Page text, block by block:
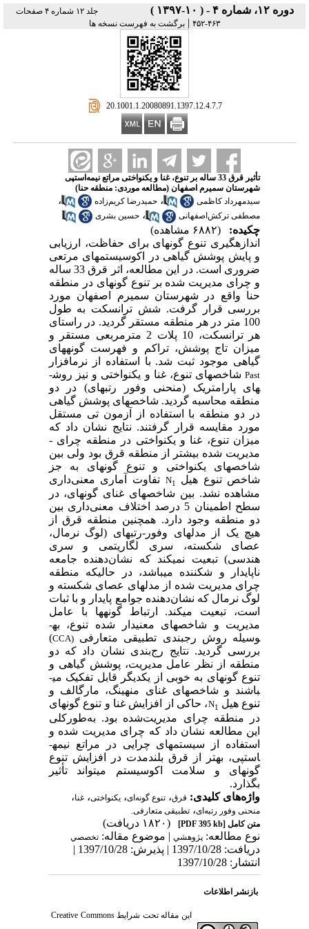
دوره ۱۲، شماره ۴ - ( ۱۰-۱۳۹۷ )
جلد ۱۲ شماره ۴ صفحات
۴۶۳-۴۵۲
| برگشت به فهرست نسخه ها
‎ 20.1001.1.20080891.1397.12.4.7.7
تأثیر قرق 33 ساله بر تنوع، غنا و یکنواختی مراتع نیمه‌استپی
شهرستان سمیرم اصفهان (مطالعه موردی: منطقه حنا)
سید‌مهرداد کاظمی
، حمیدرضا کریم‌زاده ،
مصطفی ترکش‌اصفهانی ، حسین بشری
چکیده:
(۶۸۸۲ مشاهده)
اندازه­گیری تنوع گونه­ای برای حفاظت، ارزیابی
و پایش پوشش گیاهی در اکوسیستم­های مرتعی
ضروری است. در این مطالعه، اثر قرق 33 ساله
و چرای مدیریت شده بر تنوع گونه­ای در منطقه
حنا واقع در شهرستان سمیرم اصفهان مورد
بررسی قرار گرفت. شش ترانسکت به طول
100 متر در هر منطقه مستقر گردید. در راستای
هر ترانسکت، 10 پلات 2 مترمربعی مستقر و
میزان تاج پوشش، تراکم و فهرست گونه­های
گیاهی موجود ثبت شد. با استفاده از نرم­افزار
Pastشاخص­های تنوع، غنا و یکنواختی و نیز روش­
های پارامتریک (منحنی وفور رتبه­ای) در دو
منطقه محاسبه گردید. شاخص­های پوشش گیاهی
در دو منطقه با استفاده از آزمون تی مستقل
مورد مقایسه قرار گرفتند. نتایج نشان داد که
میزان تنوع، غنا و یکنواختی در منطقه چرای ­
مدیریت شده بیشتر از منطقه قرق بود ولی بین
شاخص­های یکنواختی و تنوع گونه­ای به جز
شاخص تنوع هیل
N1
تفاوت آماری معنی‌داری
مشاهده نشد. بین شاخص­های غنای گونه­ای، در
سطح اطمینان 5 درصد اختلاف معنی‌داری بین
دو منطقه وجود دارد. همچنین منطقه قرق از
هیچ یک از مدل­های وفور­-­رتبه­ای (لوگ نرمال،
عصای شکسته، سری لگاریتمی و سری
هندسی) تبعیت نمی­کند که نشان‌دهنده­ جامعه
ناپایدار و شکننده می­باشد، در حالی­که منطقه
چرای مدیریت شده از مدل­های عصای شکسته و
لوگ نرمال که نشان‌دهنده جوامع پایدار و با ثبات
است، تبعیت می­کند. ارتباط گونه­ها با عامل
مدیریت و شاخص­های معنی­دار شده تنوع، به­
وسیله روش رج­بندی تطبیقی متعارفیCCA)
)
بررسی گردید. نتایج رج‌بندی نشان داد که دو
منطقه از نظر عامل مدیریت، پوشش گیاهی و
تنوع گونه­ای به خوبی از یکدیگر قابل تفکیک می­
باشند و شاخص­های غنای منهینگ، مارگالف و
تنوع هیل
N1
، حاکی از افزایش غنا و تنوع گونه­ای
در منطقه چرای مدیریت‌شده بود. به‌طورکلی
این مطالعه نشان داد که چرای مدیریت شده و
استفاده از سیستم­های چرایی در مراتع نیمه­
استپی، بهتر از قرق بلندمدت در افزایش تنوع
گونه­ای و سلامت اکوسیستم می­تواند تأثیر
بگذارد.
واژه‌های کلیدی: قرق، تنوع گونه‌ای، یکنواختی، غنا،
منحنی وفور رتبه‌ای، تطبیقی متعارفی.
متن کامل[PDF 395 kb]
(۱۸۲۰ دریافت)
نوع مطالعه: پژوهشي| موضوع مقاله: تخصصي
دریافت: 1397/10/28 | پذیرش: 1397/10/28 |
انتشار: 1397/10/28
بازنشر اطلاعات
این مقاله تحت شرایطCreative Commons